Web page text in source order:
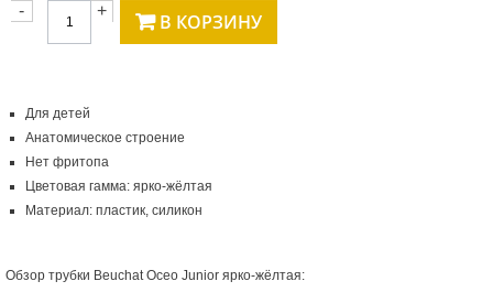
- + В КОРЗИНУ
Для детей
Анатомическое строение
Нет фритопа
Цветовая гамма: ярко-жёлтая
Материал: пластик, силикон
Обзор трубки Beuchat Oceo Junior ярко-жёлтая: